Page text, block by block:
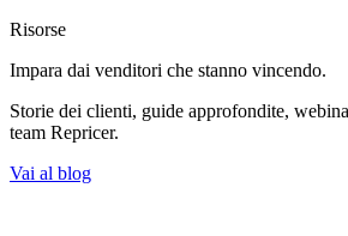
Risorse
Impara dai venditori che stanno vincendo.
Storie dei clienti, guide approfondite,
team Repricer.
Vai al blog